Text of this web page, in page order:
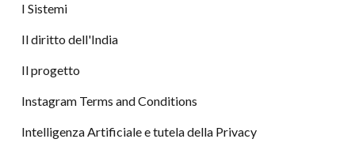
I Sistemi
Il diritto dell'India
Il progetto
Instagram Terms and Conditions
Intelligenza Artificiale e tutela della Privacy